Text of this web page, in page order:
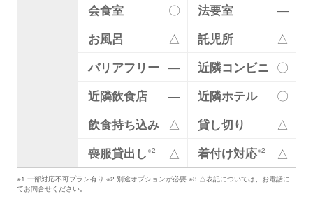
会食室
〇 法要室
―
お風呂
△ 託児所
△
バリアフリー ― 近隣コンビニ 〇
近隣飲食店
― 近隣ホテル
〇
飲食持ち込み
△ 貸し切り
△
喪服貸出し※2 △ 着付け対応※2 △
※1 一部対応不可プラン有り ※2 別途オプションが必要 ※3 △表記については、お電話に
てお問合せください。